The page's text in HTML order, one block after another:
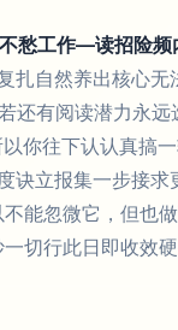
愁工作—读招险频
自然养出核心
有阅读潜力永
往下认认真搞
立报集一步接
忽微它，但也
切行此日即收效